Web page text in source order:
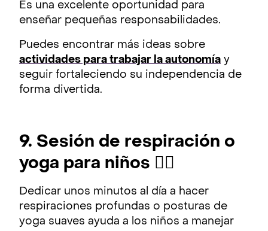
Es una excelente oportunidad para
enseñar pequeñas responsabilidades.
Puedes encontrar más ideas sobre
actividades para trabajar la autonomía y
seguir fortaleciendo su independencia de
forma divertida.
9. Sesión de respiración o
yoga para niños 🧘‍♂️
Dedicar unos minutos al día a hacer
respiraciones profundas o posturas de
yoga suaves ayuda a los niños a manejar